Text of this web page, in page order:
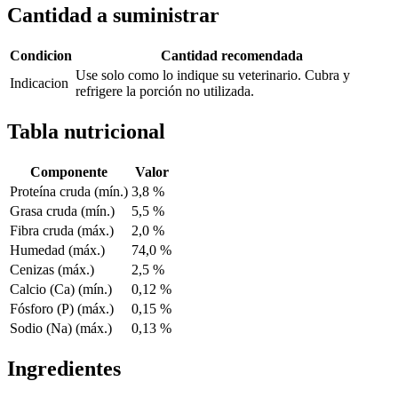
Cantidad a suministrar
Condicion
Cantidad recomendada
Indicacion
Use solo como lo indique su veterinario. Cubra y
refrigere la porción no utilizada.
Tabla nutricional
Componente
Valor
Proteína cruda (mín.) 3,8 %
Grasa cruda (mín.)
5,5 %
Fibra cruda (máx.)
2,0 %
Humedad (máx.)
74,0 %
Cenizas (máx.)
2,5 %
Calcio (Ca) (mín.)
0,12 %
Fósforo (P) (máx.)
0,15 %
Sodio (Na) (máx.)
0,13 %
Ingredientes